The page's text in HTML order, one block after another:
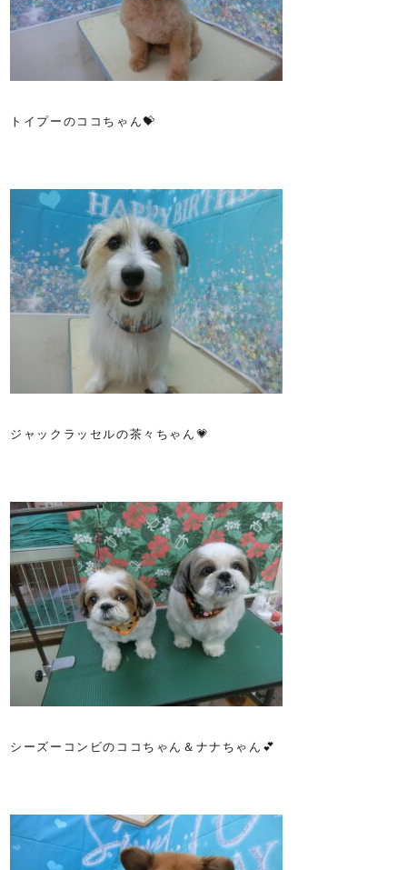
トイプーのココちゃん💝
ジャックラッセルの茶々ちゃん💗
シーズーコンビのココちゃん＆ナナちゃん💕